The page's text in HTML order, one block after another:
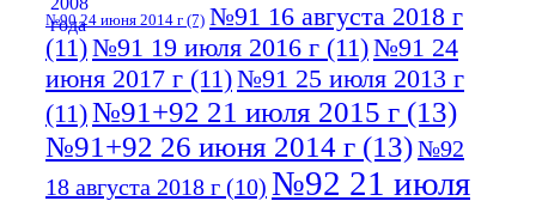
№90 24 июня 2014 г (7) №91 16 августа 2018 г
(11)№91 19 июля 2016 г (11)№91 24
июня 2017 г (11)№91 25 июля 2013 г
(11)№91+92 21 июля 2015 г (13)
№91+92 26 июня 2014 г (13)№92
18 августа 2018 г (10) №92 21 июля